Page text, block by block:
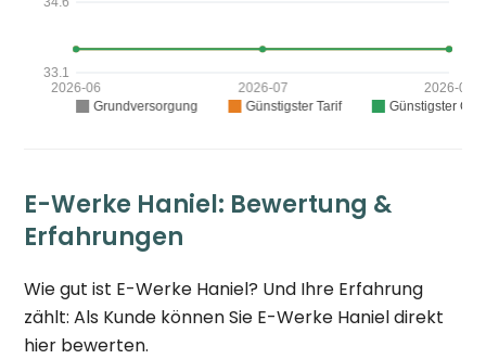
E-Werke Haniel: Bewertung &
Erfahrungen
Wie gut ist E-Werke Haniel? Und Ihre Erfahrung
zählt: Als Kunde können Sie E-Werke Haniel direkt
hier bewerten.